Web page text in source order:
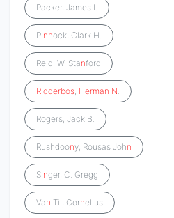
Packer, James I.
Pinnock, Clark H.
Reid, W. Stanford
Ridderbos, Herman N.
Rogers, Jack B.
Rushdoony, Rousas John
Singer, C. Gregg
Van Til, Cornelius